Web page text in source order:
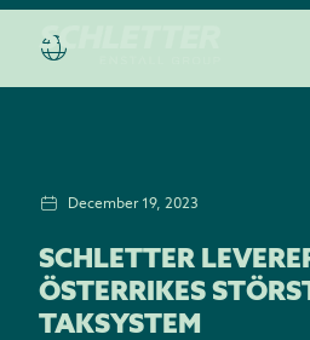
December 19, 2023
SCHLETTER
ÖSTERRIKES
TAKSYSTEM